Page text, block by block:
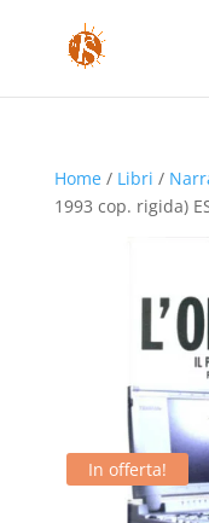
Home/ Libri /
1993 cop. rigida)
In offerta!